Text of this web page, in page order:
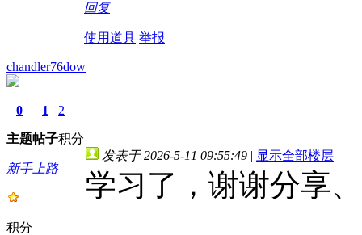
回复
使用道具 举报
chandler76dow
0
主题
1
帖子
2
积分
新手上路
积分
发表于 2026-5-11 09:55:49 | 显示全部楼层
学习了，谢谢分享